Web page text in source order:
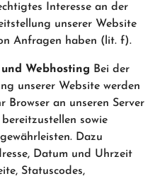
Interesse an der
unserer Website
Anfragen haben (lit. f).
Webhosting Bei der
unserer Website werden
an unseren Server
sowie
Dazu
Datum und Uhrzeit
Statuscodes,